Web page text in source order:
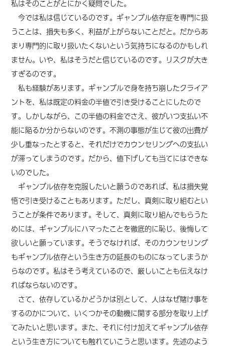
私はそのことがとにかく疑問でした。
今では私は信じているのです。ギャンブル依存症を専門に扱
うことは、損失も多く、利益が上がらないことだと。だからあ
まり専門的に取り扱いたくないという気持ちになるのかもしれ
ません。いや、私はそうだと信じているのです。リスクが大き
すぎるのです。
私も経験があります。ギャンブルで身を持ち崩したクライア
ントを、私は既定の料金の半値で引き受けることにしたので
す。しかしながら、この半値の料金でさえ、彼がいつ支払い不
能に陥るか分からないのです。不測の事態が生じて彼の出費が
少し重なったとすると、それだけでカウンセリングへの支払い
が滞ってしまうのです。だから、値下げしても当てにはできな
いのでした。
ギャンブル依存を克服したいと願うのであれば、私は損失覚
悟で引き受けることもあります。ただし、真剣に取り組むとい
うことが条件であります。そして、真剣に取り組んでもらうた
めには、ギャンブルにハマったことを徹底的に恥じ、後悔して
欲しいと願っています。そうでなければ、そのカウンセリング
もギャンブル依存という生き方の延長のものになってしまうか
らなのです。私はそう考えているので、厳しいことも伝えなけ
ればならないのです。
さて、依存しているかどうかは別として、人はなぜ賭け事を
するのかについて、いくつかその動機に関する部分を取り上げ
てみたいと思います。また、それに付け加えてギャンブル依存
という生き方についても触れていこうと思います。先述のよう